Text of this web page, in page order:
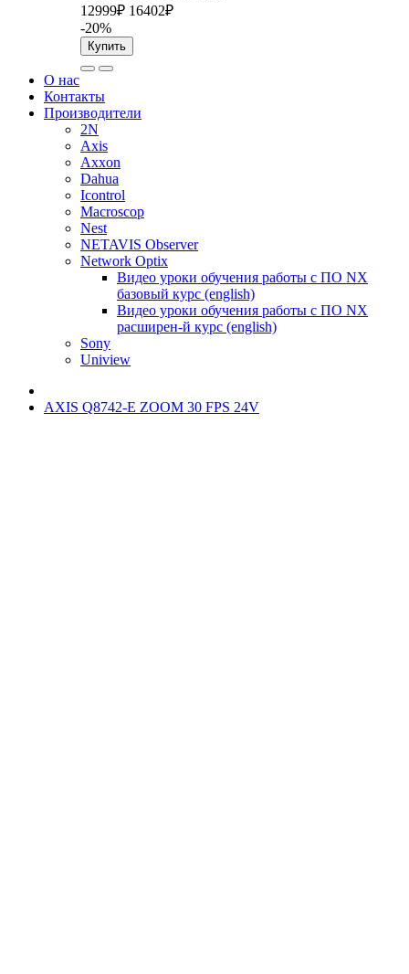
12999₽ 16402₽
-20%
Купить
О нас
Контакты
Производители
2N
Axis
Axxon
Dahua
Icontrol
Macroscop
Nest
NETAVIS Observer
Network Optix
Видео уроки обучения работы с ПО NX
базовый курс (english)
Видео уроки обучения работы с ПО NX
расширен-й курс (english)
Sony
Uniview
AXIS Q8742-E ZOOM 30 FPS 24V